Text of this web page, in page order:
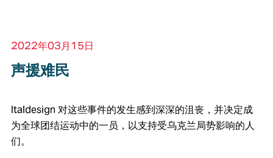
2022年03月15日
声援难民
Italdesign 对这些事件的发生感到深深的沮丧，并决定成
为全球团结运动中的一员，以支持受乌克兰局势影响的人
们。